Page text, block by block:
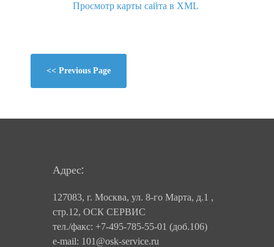
Просмотр карты сайта в XML
<< Previous Page
Адрес:
127083, г. Москва, ул. 8-го Марта, д.1 ,
стр.12, ОСК СЕРВИС
тел./факс: +7-495-785-55-01 (доб.106)
e-mail: 101@osk-service.ru